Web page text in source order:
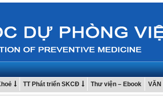
TT Phát triển SKCĐ Thư viện – Ebook VĂN